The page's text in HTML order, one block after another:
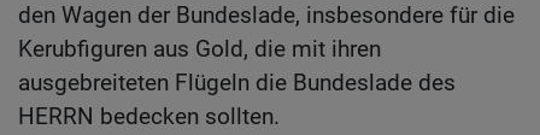
den Wagen der Bundeslade, insbesondere für die
Kerubfiguren aus Gold, die mit ihren
ausgebreiteten Flügeln die Bundeslade des
HERRN bedecken sollten.